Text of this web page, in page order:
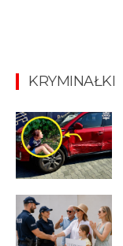
KRYMINAŁKI